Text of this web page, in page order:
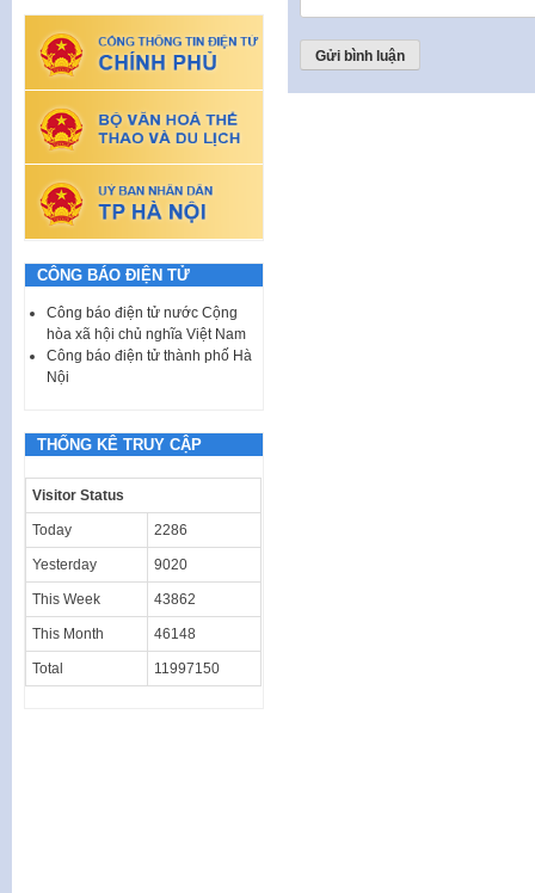
CÔNG BÁO ĐIỆN TỬ
Công báo điện tử nước Cộng
hòa xã hội chủ nghĩa Việt Nam
Công báo điện tử thành phố Hà
Nội
THỐNG KÊ TRUY CẬP
Visitor Status
Today 2286
Yesterday 9020
This Week 43862
This Month 46148
Total 11997150